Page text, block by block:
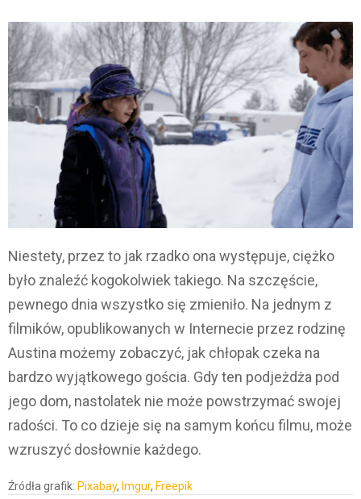
Niestety, przez to jak rzadko ona występuje, ciężko
było znaleźć kogokolwiek takiego. Na szczęście,
pewnego dnia wszystko się zmieniło. Na jednym z
filmików, opublikowanych w Internecie przez rodzinę
Austina możemy zobaczyć, jak chłopak czeka na
bardzo wyjątkowego gościa. Gdy ten podjeżdża pod
jego dom, nastolatek nie może powstrzymać swojej
radości. To co dzieje się na samym końcu filmu, może
wzruszyć dosłownie każdego.
Źródła grafik: Pixabay, Imgur, Freepik